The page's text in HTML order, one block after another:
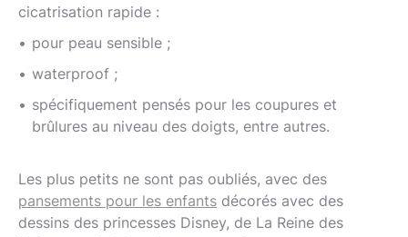
cicatrisation rapide :
pour peau sensible ;
waterproof ;
spécifiquement pensés pour les coupures et
brûlures au niveau des doigts, entre autres.
Les plus petits ne sont pas oubliés, avec des
pansements pour les enfants décorés avec des
dessins des princesses Disney, de La Reine des